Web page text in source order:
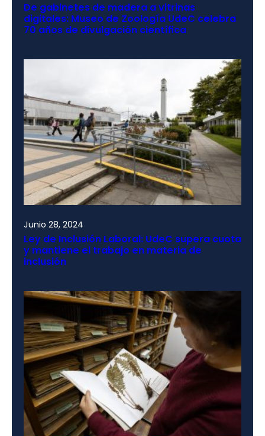
De gabinetes de madera a vitrinas
digitales: Museo de Zoología UdeC celebra
70 años de divulgación científica
Junio 28, 2024
Ley de Inclusión Laboral: UdeC supera cuota
y mantiene el trabajo en materia de
inclusión